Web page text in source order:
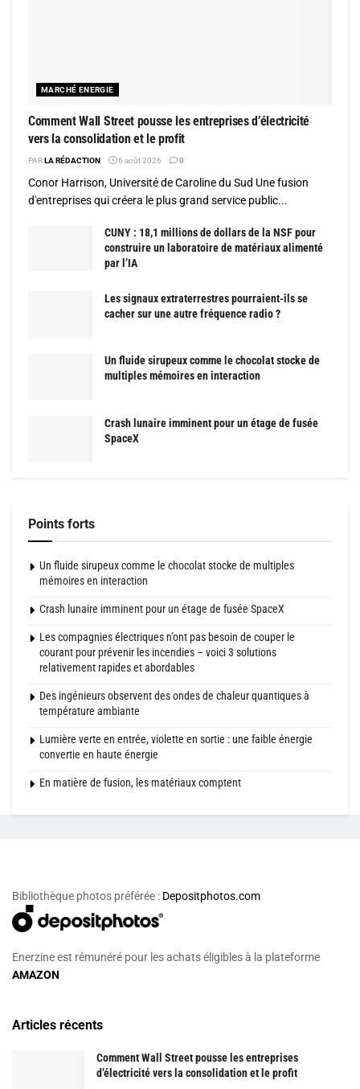
MARCHÉ ENERGIE
Comment Wall Street pousse les entreprises d’électricité
vers la consolidation et le profit
PARLA RÉDACTION 6 août 2026 0
Conor Harrison, Université de Caroline du Sud Une fusion
d'entreprises qui créera le plus grand service public...
CUNY : 18,1 millions de dollars de la NSF pour
construire un laboratoire de matériaux alimenté
par l’IA
Les signaux extraterrestres pourraient-ils se
cacher sur une autre fréquence radio ?
Un fluide sirupeux comme le chocolat stocke de
multiples mémoires en interaction
Crash lunaire imminent pour un étage de fusée
SpaceX
Points forts
Un fluide sirupeux comme le chocolat stocke de multiples
mémoires en interaction
Crash lunaire imminent pour un étage de fusée SpaceX
Les compagnies électriques n’ont pas besoin de couper le
courant pour prévenir les incendies – voici 3 solutions
relativement rapides et abordables
Des ingénieurs observent des ondes de chaleur quantiques à
température ambiante
Lumière verte en entrée, violette en sortie : une faible énergie
convertie en haute énergie
En matière de fusion, les matériaux comptent
Bibliothèque photos préférée : Depositphotos.com
Enerzine est rémunéré pour les achats éligibles à la plateforme
AMAZON
Articles récents
Comment Wall Street pousse les entreprises
d’électricité vers la consolidation et le profit